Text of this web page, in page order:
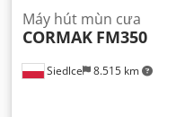
Siedlce 8.515 km
Máy hút mùn cưa
CORMAK FM350